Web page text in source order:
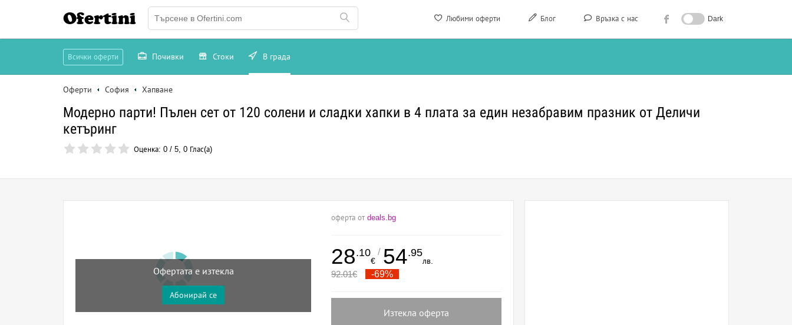
Любими оферти Блог Връзка с нас Dark
Ofertini
Всички оферти Почивки Стоки В града
Оферти София Хапване
Модерно парти! Пълен сет от 120 солени и сладки хапки в 4 плата за един незабравим празник от Деличи
кетъринг
Оценка: 0 / 5, 0 Глас(а)
Офертата е изтекла
Абонирай се
оферта от deals.bg
28.10
€
/ 54.95
лв.
92.01€ -69%
Изтекла оферта